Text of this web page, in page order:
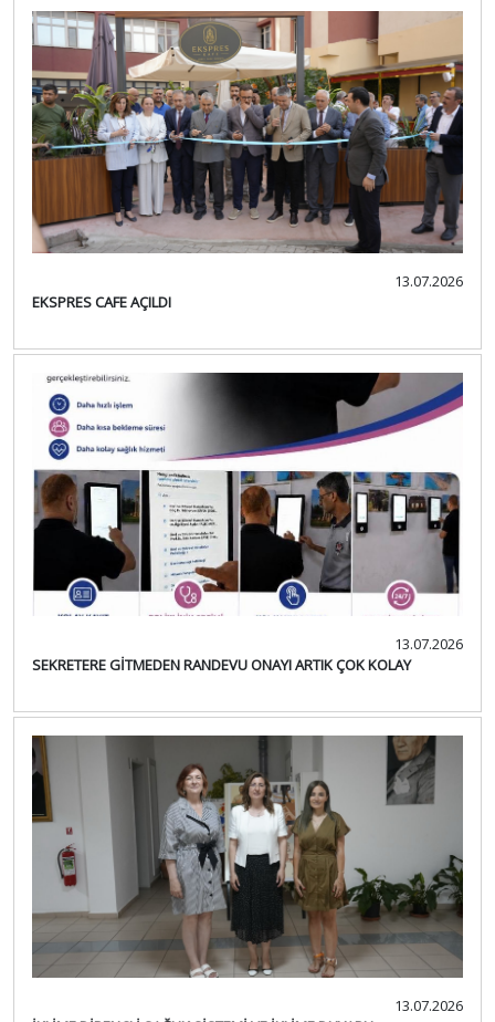
13.07.2026
EKSPRES CAFE AÇILDI
13.07.2026
SEKRETERE GİTMEDEN RANDEVU ONAYI ARTIK ÇOK KOLAY
13.07.2026